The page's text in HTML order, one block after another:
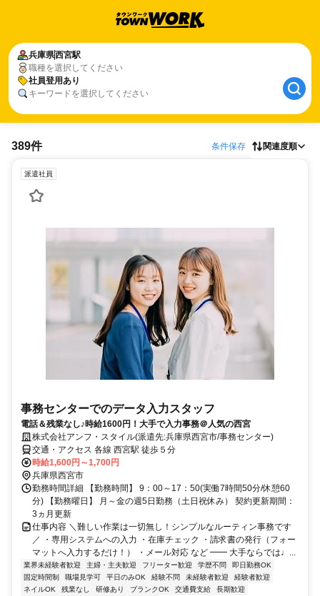
兵庫県西宮駅
職種を選択してください
社員登用あり
キーワードを選択してください
389件 条件保存 関連度順
派遣社員
事務センターでのデータ入力スタッフ
電話＆残業なし♪時給1600円！大手で入力事務＠人気の西宮
株式会社アンフ・スタイル(派遣先:兵庫県西宮市/事務センター)
交通・アクセス 各線 西宮駅 徒歩５分
時給1,600円～1,700円
兵庫県西宮市
勤務時間詳細 【勤務時間】 9：00～17：50(実働7時間50分/休憩60
分) 【勤務曜日】 月～金の週5日勤務（土日祝休み） 契約更新期間：
3ヵ月更新
仕事内容 ＼難しい作業は一切無し！シンプルなルーティン事務です
／ ・専用システムへの入力 ・在庫チェック ・請求書の発行（フォー
マットへ入力するだけ！） ・メール対応 など ━━ 大手ならでは♩...
業界未経験者歓迎 主婦・主夫歓迎 フリーター歓迎 学歴不問
即日勤務OK
固定時間制
職場見学可 平日のみOK 経験不問 未経験者歓迎
経験者歓迎
ネイルOK
残業なし 研修あり ブランクOK 交通費支給
長期歓迎